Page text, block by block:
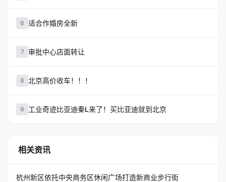
6 适合作婚房全新
7 审批中心店面转让
8 北京高价收车！！！
9 工业奇迹比亚迪秦L来了！买比亚迪就到北京
相关资讯
杭州新区依托中央商务区休闲广场打造新商业步行街